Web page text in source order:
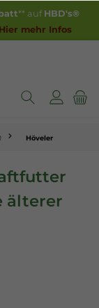
** auf HBD's®
mehr Infos
Höveler
älterer